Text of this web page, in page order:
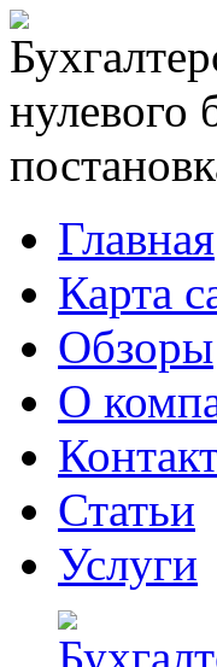
нулевого
Главная
Карта
Обзоры
О
Статьи
Услуги